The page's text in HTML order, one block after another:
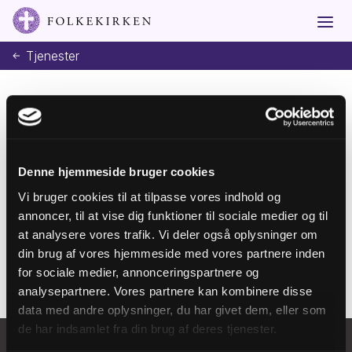
Denne hjemmeside bruger cookies
Vi bruger cookies til at tilpasse vores indhold og
annoncer, til at vise dig funktioner til sociale medier og til
at analysere vores trafik. Vi deler også oplysninger om
din brug af vores hjemmeside med vores partnere inden
for sociale medier, annonceringspartnere og
analysepartnere. Vores partnere kan kombinere disse
data med andre oplysninger, du har givet dem, eller som
de har indsamlet fra din brug af deres tjenester.
Tjenester
nyhedsbrev
Tilmeld